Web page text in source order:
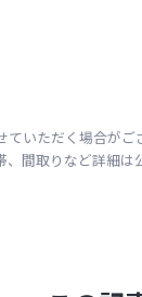
いただく場合が
間取りなど詳細